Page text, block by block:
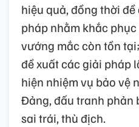
hiệu quả, đồng thời
pháp nhằm khắc
vướng mắc còn tồn
đề xuất các giải pháp
hiện nhiệm vụ bảo vệ
Đảng, đấu tranh phản
sai trái, thù địch.